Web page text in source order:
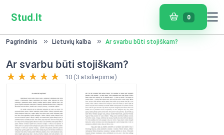
Stud.lt 0
Pagrindinis Lietuvių kalba Ar svarbu būti stojiškam?
Ar svarbu būti stojiškam?
10 (3 atsiliepimai)